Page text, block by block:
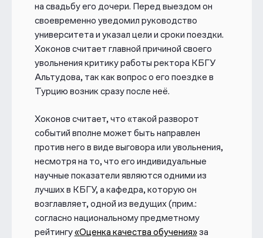
на свадьбу его дочери. Перед выездом он
своевременно уведомил руководство
университета и указал цели и сроки поездки.
Хоконов считает главной причиной своего
увольнения критику работы ректора КБГУ
Альтудова, так как вопрос о его поездке в
Турцию возник сразу после неё.
Хоконов считает, что «такой разворот
событий вполне может быть направлен
против него в виде выговора или увольнения,
несмотря на то, что его индивидуальные
научные показатели являются одними из
лучших в КБГУ, а кафедра, которую он
возглавляет, одной из ведущих (прим.:
согласно национальному предметному
рейтингу«Оценка качества обучения»за